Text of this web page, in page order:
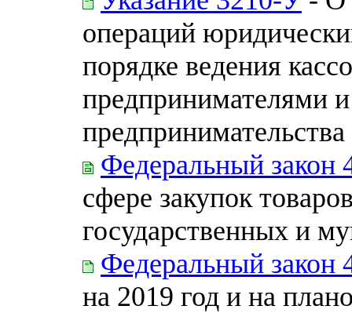
операций
порядке ведения
предпринимателями
предпринимательства
Федеральный закон
сфере закупок
государственных и
Федеральный закон
на 2019 год и на